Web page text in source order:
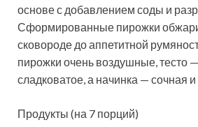
основе с добавлением соды и
Сформированные пирожки
сковороде до аппетитной
пирожки очень воздушные, тесто —
сладковатое, а начинка — сочная
Продукты (на 7 порций)